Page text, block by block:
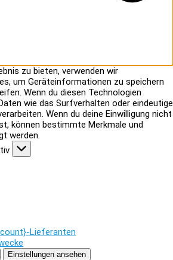
zu bieten, verwenden wir
um Geräteinformationen zu speichern
Wenn du diesen Technologien
wie das Surfverhalten oder eindeutige
Wenn du deine Einwilligung nicht
können bestimmte Merkmale und
werden.
Lieferanten
Einstellungen ansehen